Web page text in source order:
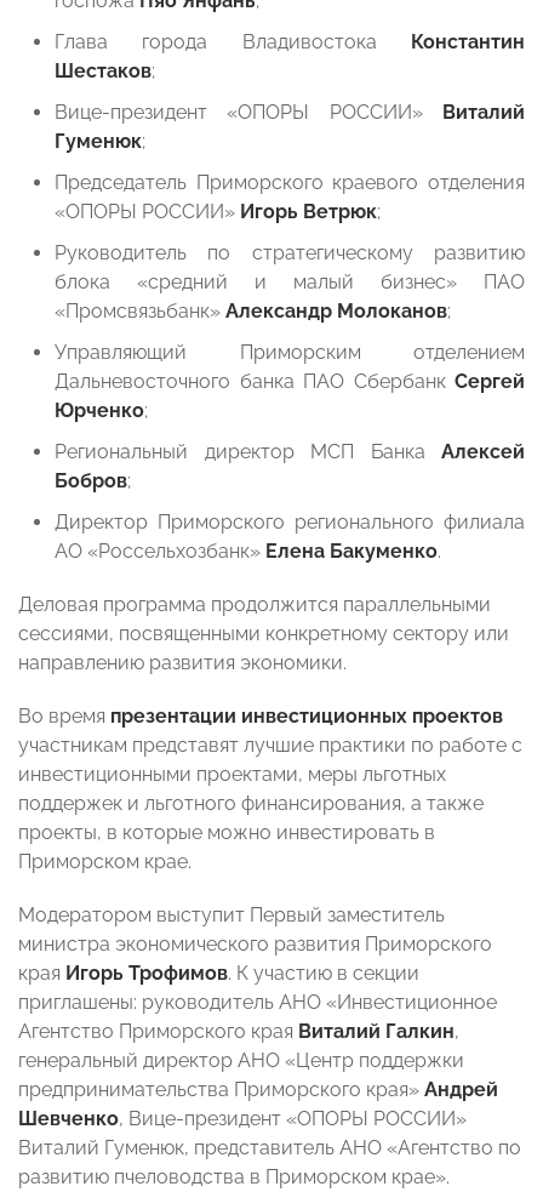
Глава города Владивостока
Константин
Шестаков;
Вице-президент «ОПОРЫ РОССИИ»
Виталий
Гуменюк;
Председатель Приморского краевого отделения
«ОПОРЫ РОССИИ» Игорь Ветрюк;
Руководитель по стратегическому развитию
блока «средний и малый бизнес» ПАО
«Промсвязьбанк» Александр Молоканов;
Управляющий Приморским отделением
Дальневосточного банка ПАО Сбербанк Сергей
Юрченко;
Региональный директор МСП Банка Алексей
Бобров;
Директор Приморского регионального филиала
АО «Россельхозбанк» Елена Бакуменко.
Деловая программа продолжится параллельными
сессиями, посвященными конкретному сектору или
направлению развития экономики.
Во время презентации инвестиционных проектов
участникам представят лучшие практики по работе с
инвестиционными проектами, меры льготных
поддержек и льготного финансирования, а также
проекты, в которые можно инвестировать в
Приморском крае.
Модератором выступит Первый заместитель
министра экономического развития Приморского
края Игорь Трофимов. К участию в секции
приглашены: руководитель АНО «Инвестиционное
Агентство Приморского края Виталий Галкин,
генеральный директор АНО «Центр поддержки
предпринимательства Приморского края» Андрей
Шевченко, Вице-президент «ОПОРЫ РОССИИ»
Виталий Гуменюк, представитель АНО «Агентство по
развитию пчеловодства в Приморском крае».